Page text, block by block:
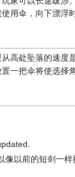
用伞，向下漂浮
高处坠落的速度
一把伞将使选择
像以前的短剑一样